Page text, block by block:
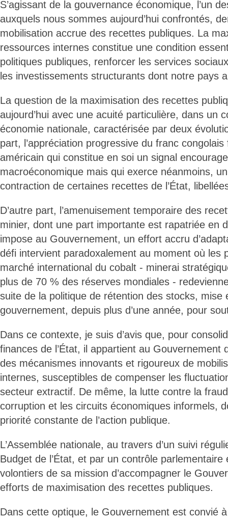
S’agissant de la gouvernance économique, l’un
auxquels nous sommes aujourd’hui confrontés,
mobilisation accrue des recettes publiques. La
ressources internes constitue une condition
politiques publiques, renforcer les services
les investissements structurants dont notre pays
La question de la maximisation des recettes
aujourd’hui avec une acuité particulière, dans un
économie nationale, caractérisée par deux
part, l’appréciation progressive du franc
américain qui constitue en soi un signal
macroéconomique mais qui exerce néanmoins,
contraction de certaines recettes de l’État,
D’autre part, l’amenuisement temporaire des
minier, dont une part importante est rapatriée en
impose au Gouvernement, un effort accru
défi intervient paradoxalement au moment où les
marché international du cobalt - minerai
plus de 70 % des réserves mondiales -
suite de la politique de rétention des stocks,
gouvernement, depuis plus d’une année, pour
Dans ce contexte, je suis d’avis que, pour
finances de l’État, il appartient au
des mécanismes innovants et rigoureux de
internes, susceptibles de compenser les
secteur extractif. De même, la lutte contre la
corruption et les circuits économiques informels,
priorité constante de l’action publique.
L’Assemblée nationale, au travers d’un suivi
Budget de l’État, et par un contrôle parlementaire
volontiers de sa mission d’accompagner le
efforts de maximisation des recettes publiques.
Dans cette optique, le Gouvernement est convié